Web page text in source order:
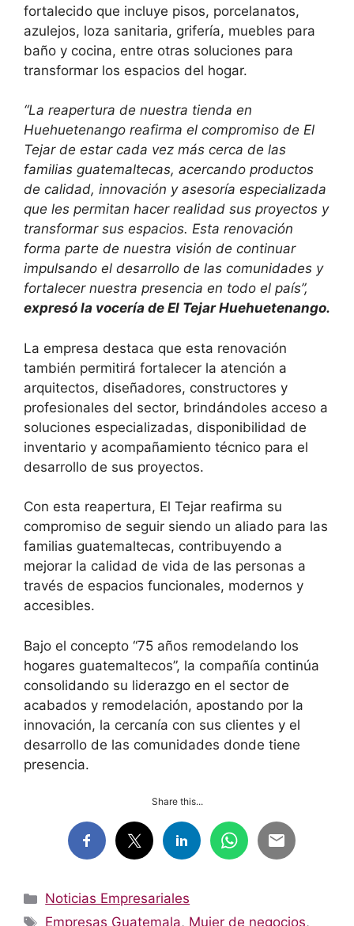
fortalecido que incluye pisos, porcelanatos,
azulejos, loza sanitaria, grifería, muebles para
baño y cocina, entre otras soluciones para
transformar los espacios del hogar.
“La reapertura de nuestra tienda en
Huehuetenango reafirma el compromiso de El
Tejar de estar cada vez más cerca de las
familias guatemaltecas, acercando productos
de calidad, innovación y asesoría especializada
que les permitan hacer realidad sus proyectos y
transformar sus espacios. Esta renovación
forma parte de nuestra visión de continuar
impulsando el desarrollo de las comunidades y
fortalecer nuestra presencia en todo el país”,
expresó la vocería de El Tejar Huehuetenango.
La empresa destaca que esta renovación
también permitirá fortalecer la atención a
arquitectos, diseñadores, constructores y
profesionales del sector, brindándoles acceso a
soluciones especializadas, disponibilidad de
inventario y acompañamiento técnico para el
desarrollo de sus proyectos.
Con esta reapertura, El Tejar reafirma su
compromiso de seguir siendo un aliado para las
familias guatemaltecas, contribuyendo a
mejorar la calidad de vida de las personas a
través de espacios funcionales, modernos y
accesibles.
Bajo el concepto “75 años remodelando los
hogares guatemaltecos”, la compañía continúa
consolidando su liderazgo en el sector de
acabados y remodelación, apostando por la
innovación, la cercanía con sus clientes y el
desarrollo de las comunidades donde tiene
presencia.
Share this...
Categorías
Noticias Empresariales
Etiquetas
Empresas Guatemala, Mujer de negocios,